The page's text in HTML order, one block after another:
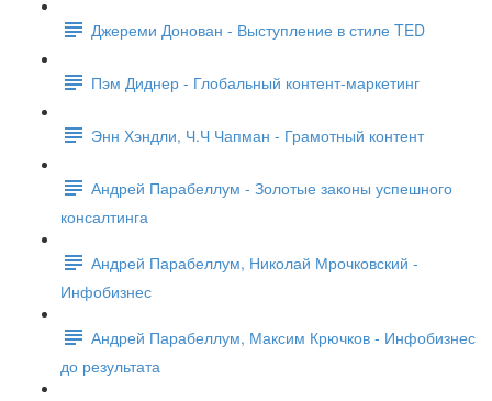
Джереми Донован - Выступление в стиле TED
Пэм Диднер - Глобальный контент-маркетинг
Энн Хэндли, Ч.Ч Чапман - Грамотный контент
Андрей Парабеллум - Золотые законы успешного
консалтинга
Андрей Парабеллум, Николай Мрочковский -
Инфобизнес
Андрей Парабеллум, Максим Крючков - Инфобизнес
до результата